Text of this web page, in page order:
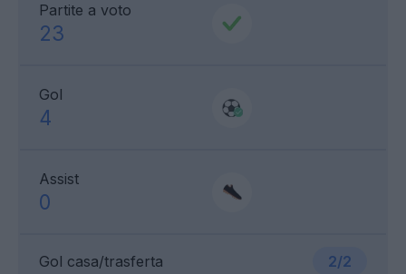
Partite a voto
23
Gol
4
Assist
0
Gol casa/trasferta 2/2